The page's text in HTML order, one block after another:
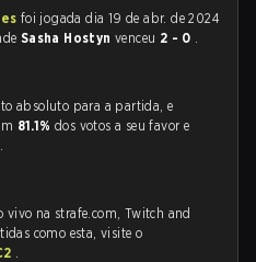
foi jogada dia 19 de abr. de 2024
Sasha Hostynvenceu 2 - 0 .
absoluto para a partida, e
81.1%dos votos a seu favor e
.
vivo na strafe.com, Twitch and
como esta, visite o
.